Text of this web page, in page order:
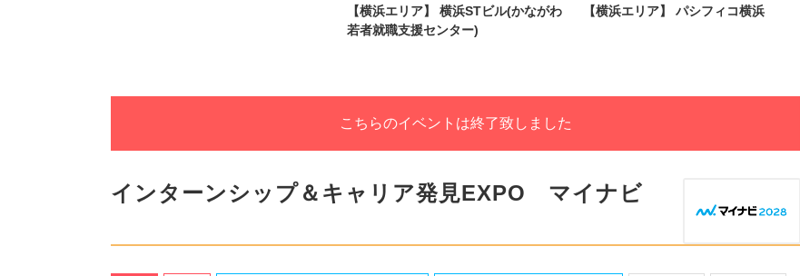
【横浜エリア】 横浜STビル(かながわ
若者就職支援センター)
【横浜エリア】 パシフィコ横浜
こちらのイベントは終了致しました
インターンシップ＆キャリア発見EXPO マイナビ